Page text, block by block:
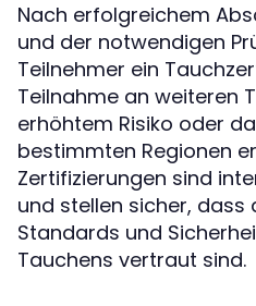
Nach erfolgreichem
und der notwendigen
Teilnehmer ein
Teilnahme an weiteren
erhöhtem Risiko oder
bestimmten Regionen
Zertifizierungen sind
und stellen sicher, dass
Standards und
Tauchens vertraut sind.